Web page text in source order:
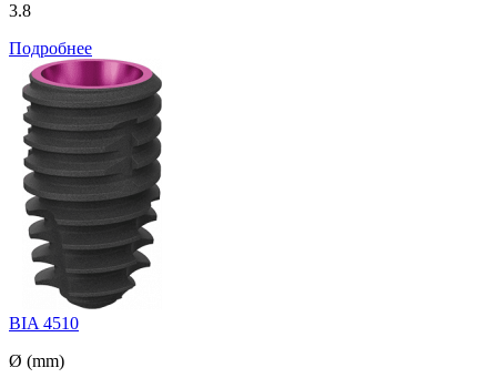
3.8
Подробнее
BIA 4510
Ø (mm)